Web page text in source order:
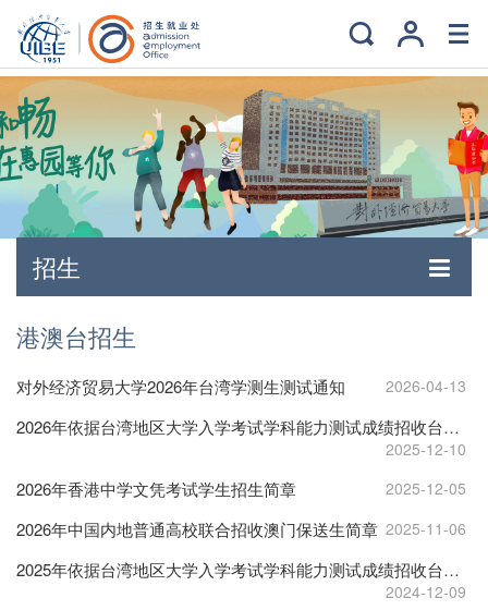
招生
港澳台招生
对外经济贸易大学2026年台湾学测生测试通知 2026-04-13
2026年依据台湾地区大学入学考试学科能力测试成绩招收台湾高中毕业生简章
2025-12-10
2026年香港中学文凭考试学生招生简章 2025-12-05
2026年中国内地普通高校联合招收澳门保送生简章 2025-11-06
2025年依据台湾地区大学入学考试学科能力测试成绩招收台湾高中毕业生简章
2024-12-09